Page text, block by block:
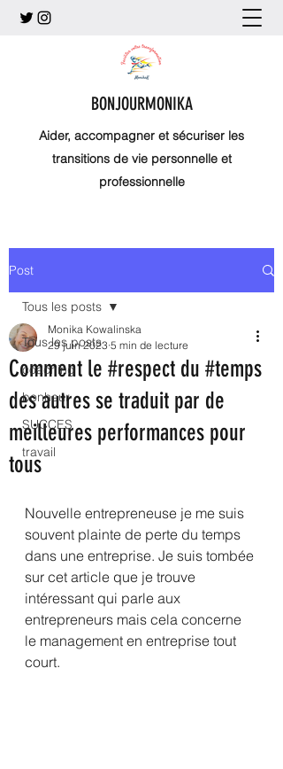
BONJOURMONIKA
Aider, accompagner et sécuriser les
transitions de vie personnelle et
professionnelle
Post
Tous les posts
coaching
bonheur
SUCCES
travail
Tous les posts
Comment le #respect du #temps
des autres se traduit par de
meilleures performances pour
tous
Monika Kowalinska
29 juin 2023 5 min de lecture
Nouvelle entrepreneuse je me suis
souvent plainte de perte du temps
dans une entreprise. Je suis tombée
sur cet article que je trouve
intéressant qui parle aux
entrepreneurs mais cela concerne
le management en entreprise tout
court.